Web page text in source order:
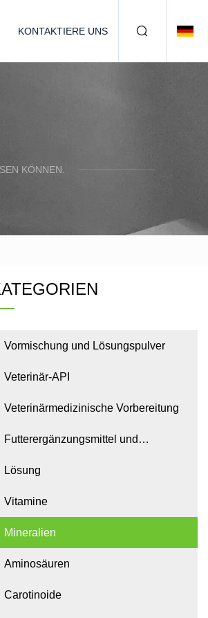
KONTAKTIERE UNS
KÖNNEN.
Vormischung und Lösungspulver
Veterinär-API
Veterinärmedizinische Vorbereitung
Futterergänzungsmittel und
Zusatzstoffe
Lösung
Vitamine
Mineralien
Aminosäuren
Carotinoide